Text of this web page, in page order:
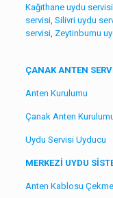
Kağıthane uydu servisi,
servisi, Silivri uydu
servisi, Zeytinburnu
ÇANAK ANTEN
Anten Kurulumu
Çanak Anten
Uydu Servisi Uyducu
MERKEZİ UYDU
Anten Kablosu Çekme